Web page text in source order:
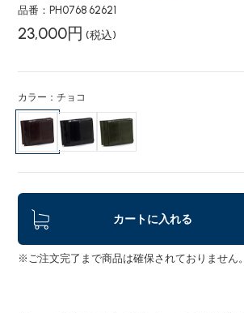
品番：PH0768 62621
23,000円 (税込)
カラー：チョコ
カートに入れる
※ご注文完了まで商品は確保されておりません。